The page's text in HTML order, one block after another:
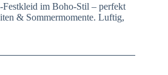
Festkleid im Boho-Stil – perfekt
& Sommermomente. Luftig,